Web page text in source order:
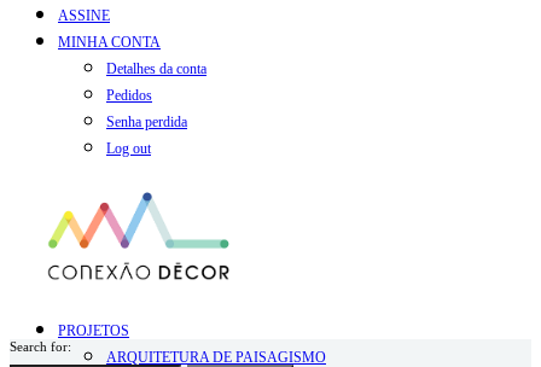
ASSINE
MINHA CONTA
Detalhes da conta
Pedidos
Senha perdida
Log out
PROJETOS
ARQUITETURA DE PAISAGISMO
Search for: